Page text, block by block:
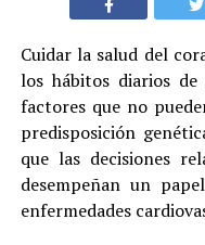
Cuidar la salud del
los hábitos diarios de
factores que no
predisposición
que las decisiones
desempeñan un
enfermedades